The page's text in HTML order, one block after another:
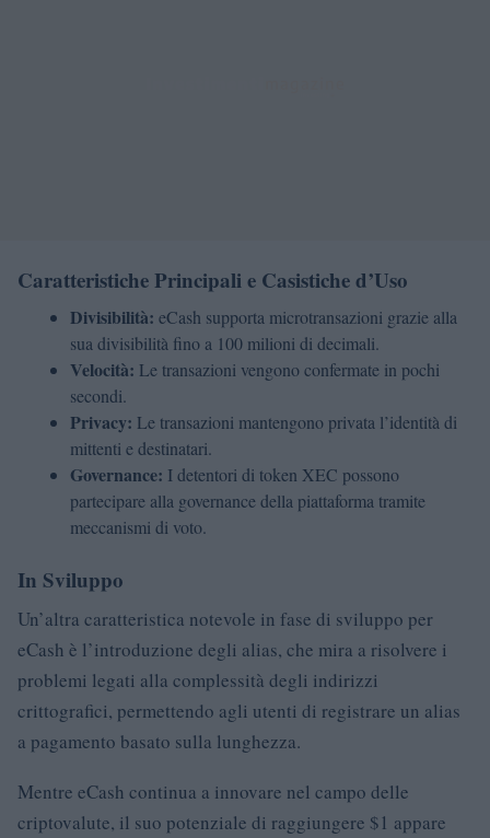
Caratteristiche Principali e Casistiche d’Uso
Divisibilità: eCash supporta microtransazioni grazie alla
sua divisibilità fino a 100 milioni di decimali.
Velocità: Le transazioni vengono confermate in pochi
secondi.
Privacy: Le transazioni mantengono privata l’identità di
mittenti e destinatari.
Governance: I detentori di token XEC possono
partecipare alla governance della piattaforma tramite
meccanismi di voto.
In Sviluppo
Un’altra caratteristica notevole in fase di sviluppo per
eCash è l’introduzione degli alias, che mira a risolvere i
problemi legati alla complessità degli indirizzi
crittografici, permettendo agli utenti di registrare un alias
a pagamento basato sulla lunghezza.
Mentre eCash continua a innovare nel campo delle
criptovalute, il suo potenziale di raggiungere $1 appare